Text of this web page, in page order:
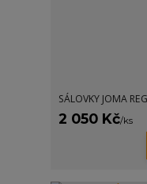
SÁLOVKY JOMA
2 050 Kč/ks